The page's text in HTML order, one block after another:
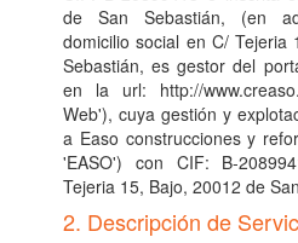
de San Sebastián, (en
domicilio social en C/ Tejeria
Sebastián, es gestor del
en la url: http://
Web'), cuya gestión y
a Easo construcciones y
'EASO') con CIF: B-
Tejeria 15, Bajo, 20012 de
2. Descripción de